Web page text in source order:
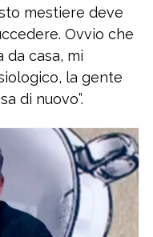
mestiere deve
Ovvio che
da casa, mi
la gente
di nuovo”.